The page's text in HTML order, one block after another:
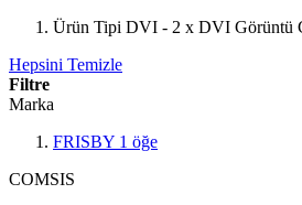
Ürün Tipi DVI - 2 x DVI Görüntü
Hepsini Temizle
Filtre
Marka
FRISBY 1 öğe
COMSIS